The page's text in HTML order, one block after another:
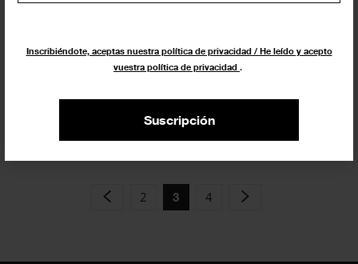
Inscribiéndote, aceptas nuestra política de privacidad / He leído y acepto
vuestra política de privacidad .
Suscripción
Arranca Irekiak Gallery Weekend;
la celebración del galerismo en
Donostia
5 SEPTIEMBRE 2023
2 3 4